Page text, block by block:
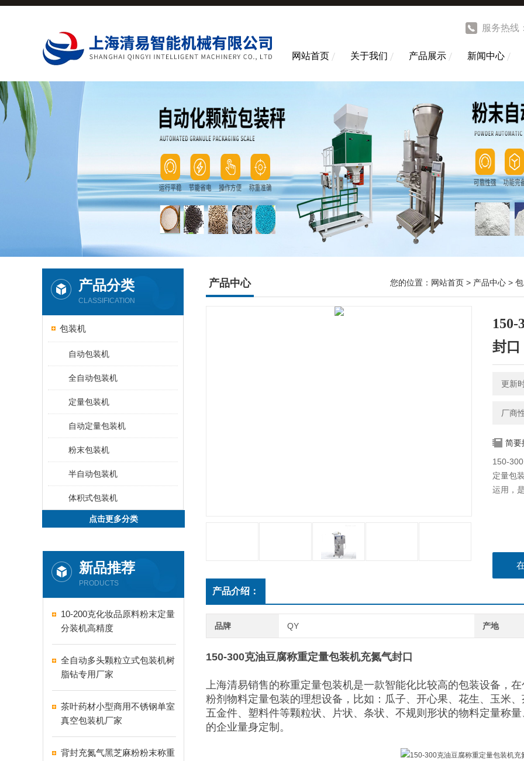
服务热线
网站首页 关于我们 产品展示 新闻中心
产品分类
CLASSIFICATION
包装机
自动包装机
全自动包装机
定量包装机
自动定量包装机
粉末包装机
半自动包装机
体积式包装机
点击更多分类
新品推荐
PRODUCTS
10-200克化妆品原料粉末定量
分装机高精度
全自动多头颗粒立式包装机树
脂钻专用厂家
茶叶药材小型商用不锈钢单室
真空包装机厂家
背封充氮气黑芝麻粉粉末称重
产品中心 您的位置： 网站首页 > 产品中心 >
封口
更新
厂商
简要
150-
定量包
运用，
产品介绍：
品牌 QY 产地
150-300克油豆腐称重定量包装机充氮气封口
上海清易销售的称重定量包装机是一款智能化比较高的包装设备，
粉剂物料定量包装的理想设备，比如：瓜子、开心果、花生、玉米
五金件、塑料件等颗粒状、片状、条状、不规则形状的物料定量称
的企业量身定制。